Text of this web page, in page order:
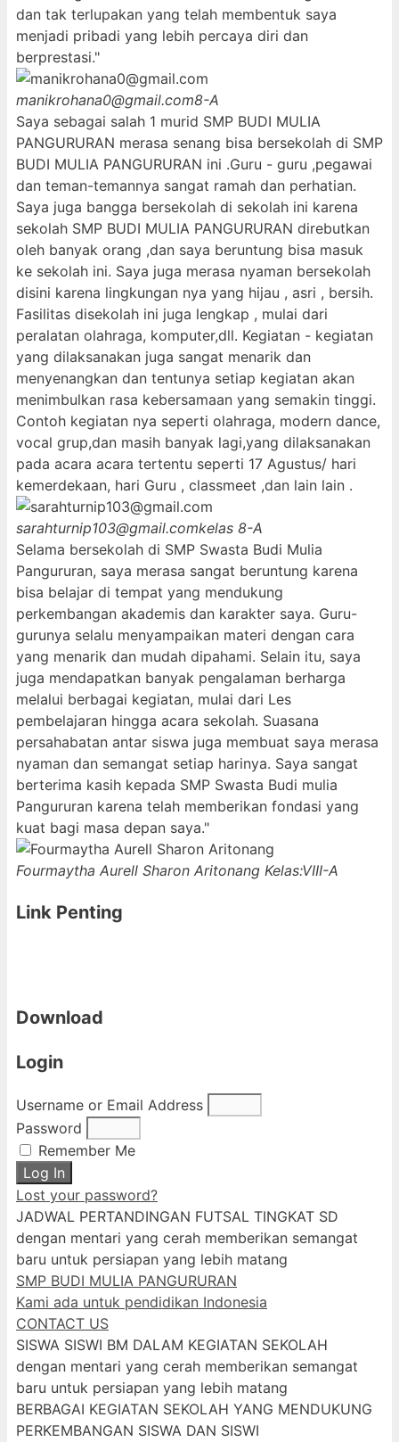
dan tak terlupakan yang telah membentuk saya
menjadi pribadi yang lebih percaya diri dan
berprestasi."
manikrohana0@gmail.com8-A
Saya sebagai salah 1 murid SMP BUDI MULIA
PANGURURAN merasa senang bisa bersekolah di SMP
BUDI MULIA PANGURURAN ini .Guru - guru ,pegawai
dan teman-temannya sangat ramah dan perhatian.
Saya juga bangga bersekolah di sekolah ini karena
sekolah SMP BUDI MULIA PANGURURAN direbutkan
oleh banyak orang ,dan saya beruntung bisa masuk
ke sekolah ini. Saya juga merasa nyaman bersekolah
disini karena lingkungan nya yang hijau , asri , bersih.
Fasilitas disekolah ini juga lengkap , mulai dari
peralatan olahraga, komputer,dll. Kegiatan - kegiatan
yang dilaksanakan juga sangat menarik dan
menyenangkan dan tentunya setiap kegiatan akan
menimbulkan rasa kebersamaan yang semakin tinggi.
Contoh kegiatan nya seperti olahraga, modern dance,
vocal grup,dan masih banyak lagi,yang dilaksanakan
pada acara acara tertentu seperti 17 Agustus/ hari
kemerdekaan, hari Guru , classmeet ,dan lain lain .
sarahturnip103@gmail.comkelas 8-A
Selama bersekolah di SMP Swasta Budi Mulia
Pangururan, saya merasa sangat beruntung karena
bisa belajar di tempat yang mendukung
perkembangan akademis dan karakter saya. Guru-
gurunya selalu menyampaikan materi dengan cara
yang menarik dan mudah dipahami. Selain itu, saya
juga mendapatkan banyak pengalaman berharga
melalui berbagai kegiatan, mulai dari Les
pembelajaran hingga acara sekolah. Suasana
persahabatan antar siswa juga membuat saya merasa
nyaman dan semangat setiap harinya. Saya sangat
berterima kasih kepada SMP Swasta Budi mulia
Pangururan karena telah memberikan fondasi yang
kuat bagi masa depan saya."
Fourmaytha Aurell Sharon Aritonang Kelas:VIII-A
Link Penting
Download
Login
Username or Email Address
Password
Remember Me
Log In
Lost your password?
JADWAL PERTANDINGAN FUTSAL TINGKAT SD
dengan mentari yang cerah memberikan semangat
baru untuk persiapan yang lebih matang
SMP BUDI MULIA PANGURURAN
Kami ada untuk pendidikan Indonesia
CONTACT US
SISWA SISWI BM DALAM KEGIATAN SEKOLAH
dengan mentari yang cerah memberikan semangat
baru untuk persiapan yang lebih matang
BERBAGAI KEGIATAN SEKOLAH YANG MENDUKUNG
PERKEMBANGAN SISWA DAN SISWI